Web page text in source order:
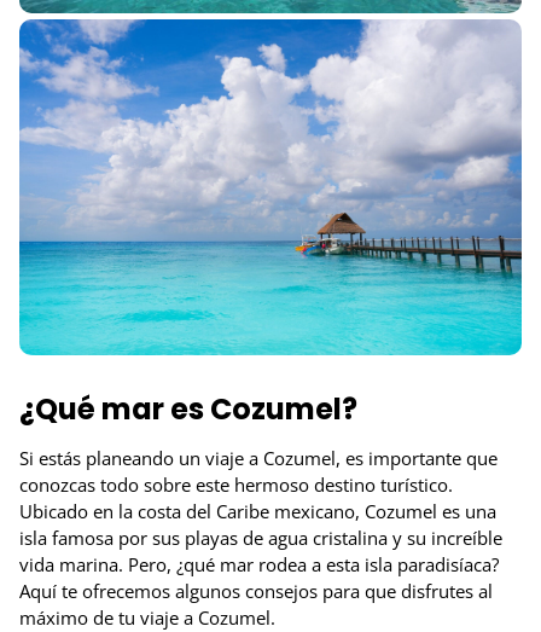
¿Qué mar es Cozumel?
Si estás planeando un viaje a Cozumel, es importante que
conozcas todo sobre este hermoso destino turístico.
Ubicado en la costa del Caribe mexicano, Cozumel es una
isla famosa por sus playas de agua cristalina y su increíble
vida marina. Pero, ¿qué mar rodea a esta isla paradisíaca?
Aquí te ofrecemos algunos consejos para que disfrutes al
máximo de tu viaje a Cozumel.